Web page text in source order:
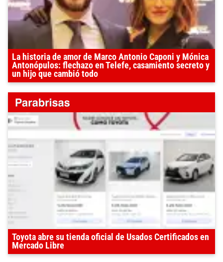
La historia de amor de Marco Antonio Caponi y Mónica
Antonópulos: flechazo en Telefe, casamiento secreto y
un hijo que cambió todo
Toyota abre su tienda oficial de Usados Certificados en
Mercado Libre